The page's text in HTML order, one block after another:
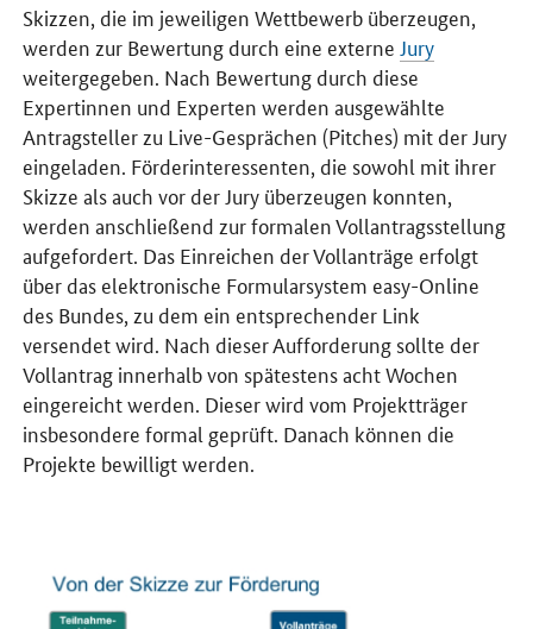
Skizzen, die im jeweiligen Wettbewerb überzeugen,
werden zur Bewertung durch eine externe Jury
weitergegeben. Nach Bewertung durch diese
Expertinnen und Experten werden ausgewählte
Antragsteller zu Live-Gesprächen (Pitches) mit der Jury
eingeladen. Förderinteressenten, die sowohl mit ihrer
Skizze als auch vor der Jury überzeugen konnten,
werden anschließend zur formalen Vollantragsstellung
aufgefordert. Das Einreichen der Vollanträge erfolgt
über das elektronische Formularsystem easy-Online
des Bundes, zu dem ein entsprechender Link
versendet wird. Nach dieser Aufforderung sollte der
Vollantrag innerhalb von spätestens acht Wochen
eingereicht werden. Dieser wird vom Projektträger
insbesondere formal geprüft. Danach können die
Projekte bewilligt werden.